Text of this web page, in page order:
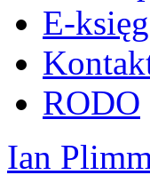
E-
RODO
Ian